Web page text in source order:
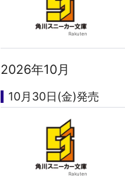
2026年10月
10月30日(金)発売